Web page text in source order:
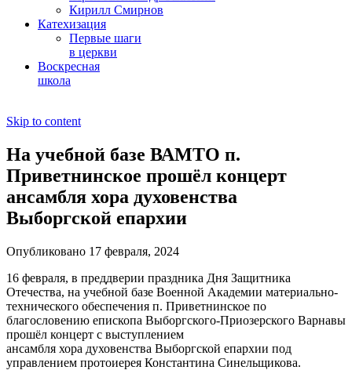
Кирилл Смирнов
Катехизация
Первые шаги
в церкви
Воскресная
школа
Skip to content
На учебной базе ВАМТО п.
Приветнинское прошёл концерт
ансамбля хора духовенства
Выборгской епархии
Опубликовано 17 февраля, 2024
16 февраля, в преддверии праздника Дня Защитника
Отечества, на учебной базе Военной Академии материально-
технического обеспечения п. Приветнинское по
благословению епископа Выборгского-Приозерского Варнавы
прошёл концерт с выступлением
ансамбля хора духовенства Выборгской епархии под
управлением протоиерея Константина Синельщикова.